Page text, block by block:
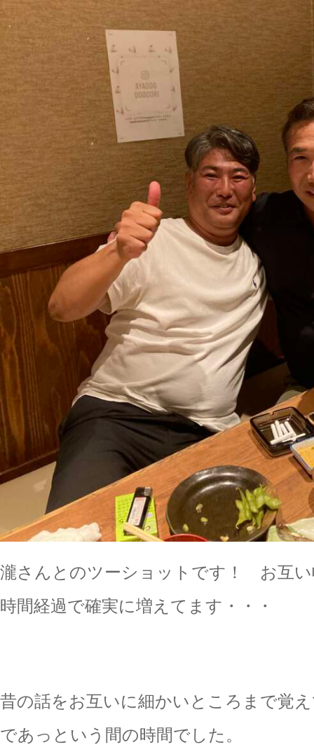
瀧さんとのツーショットです！ お互
時間経過で確実に増えてます・・・
昔の話をお互いに細かいところまで覚
であっという間の時間でした。